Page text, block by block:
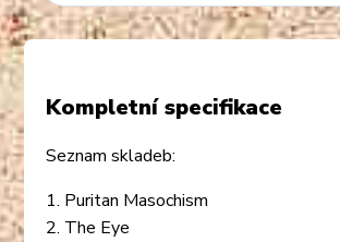
Kompletní specifikace
Seznam skladeb:
1. Puritan Masochism
2. The Eye